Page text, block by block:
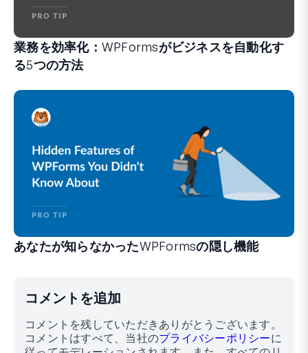
業務を効率化：WPFormsがビジネスを自動化す
る5つの方法
あなたが知らなかったWPFormsの隠し機能
コメントを追加
コメントを残していただきありがとうございます。
コメントはすべて、当社のプライバシーポリシーに